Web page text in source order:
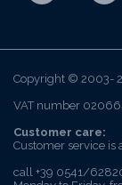
Copyright © 2003-
VAT number
Customer care:
Customer service is
call +39 0541/